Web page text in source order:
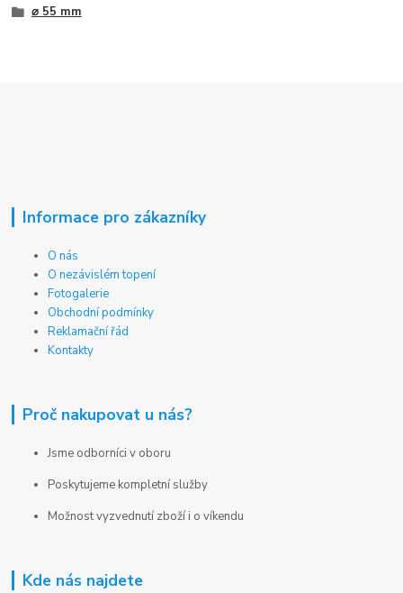
⌀ 55 mm
Informace pro zákazníky
O nás
O nezávislém topení
Fotogalerie
Obchodní podmínky
Reklamační řád
Kontakty
Proč nakupovat u nás?
Jsme odborníci v oboru
Poskytujeme kompletní služby
Možnost vyzvednutí zboží i o víkendu
Kde nás najdete